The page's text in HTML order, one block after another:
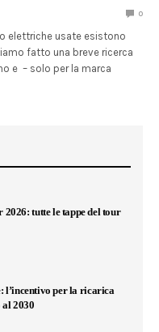
0
elettriche usate esistono
fatto una breve ricerca
e – solo per la marca
2026: tutte le tappe del tour
l’incentivo per la ricarica
al 2030